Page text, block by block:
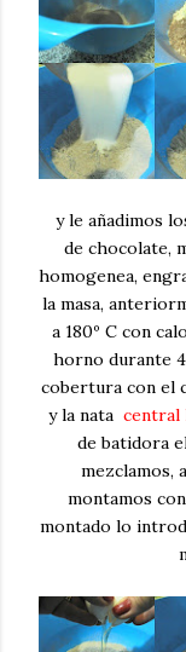
y le añadimos
de chocolate,
homogenea,
la masa,
a 180º C con
horno durante
cobertura con el
y la nata central
de batidora
mezclamos,
montamos
montado lo